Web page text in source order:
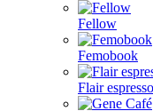
Fellow
Femobook
Flair espresso